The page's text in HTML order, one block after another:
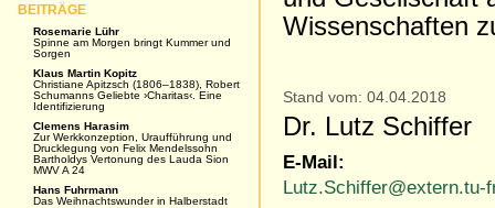
Wissenschaften
Stand vom: 04.04.2018
Dr. Lutz Schiffer
E-Mail:
Lutz.Schiffer@extern.tu-
BEITRÄGE
Rosemarie Lühr
Spinne am Morgen bringt Kummer und
Sorgen
Klaus Martin Kopitz
Christiane Apitzsch (1806–1838), Robert
Schumanns Geliebte ›Charitas‹. Eine
Identifizierung
Clemens Harasim
Zur Werkkonzeption, Uraufführung und
Drucklegung von Felix Mendelssohn
Bartholdys Vertonung des Lauda Sion
MWV A 24
Hans Fuhrmann
Das Weihnachtswunder in Halberstadt